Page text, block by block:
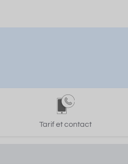
Tarif et contact